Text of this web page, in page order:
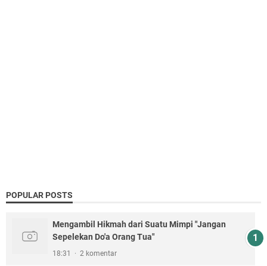
POPULAR POSTS
Mengambil Hikmah dari Suatu Mimpi "Jangan
Sepelekan Do'a Orang Tua"
18:31 2 komentar